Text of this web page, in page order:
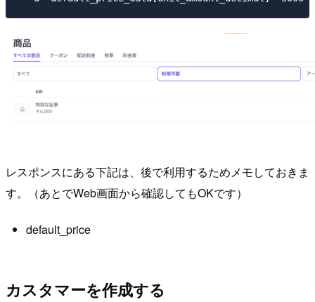
レスポンスにある下記は、後で利用するためメモしておきま
す。（あとでWeb画面から確認してもOKです）
default_price
カスタマーを作成する